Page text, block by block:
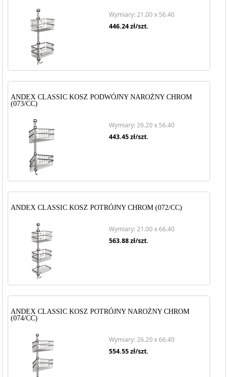
Wymiary: 21.00 x 56.40
446.24zł/szt.
ANDEX CLASSIC KOSZ PODWÓJNY NAROŻNY CHROM
(073/CC)
Wymiary: 26.20 x 56.40
443.45zł/szt.
ANDEX CLASSIC KOSZ POTRÓJNY CHROM (072/CC)
Wymiary: 21.00 x 66.40
563.88zł/szt.
ANDEX CLASSIC KOSZ POTRÓJNY NAROŻNY CHROM
(074/CC)
Wymiary: 26.20 x 66.40
554.55zł/szt.